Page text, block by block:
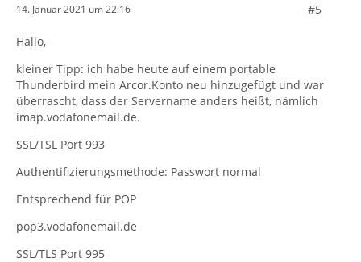
14. Januar 2021 um 22:16 #5
Hallo,
kleiner Tipp: ich habe heute auf einem portable
Thunderbird mein Arcor.Konto neu hinzugefügt und war
überrascht, dass der Servername anders heißt, nämlich
imap.vodafonemail.de.
SSL/TSL Port 993
Authentifizierungsmethode: Passwort normal
Entsprechend für POP
pop3.vodafonemail.de
SSL/TLS Port 995